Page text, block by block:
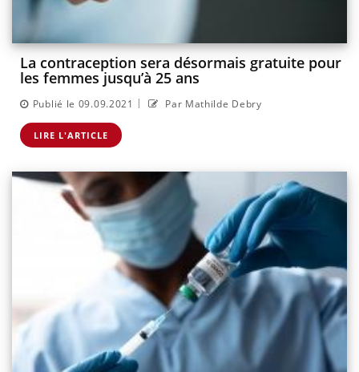
La contraception sera désormais gratuite pour
les femmes jusqu’à 25 ans
Publié le 09.09.2021 | Par Mathilde Debry
LIRE L'ARTICLE